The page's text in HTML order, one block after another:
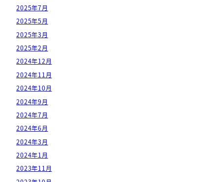
2025年7月
2025年5月
2025年3月
2025年2月
2024年12月
2024年11月
2024年10月
2024年9月
2024年7月
2024年6月
2024年3月
2024年1月
2023年11月